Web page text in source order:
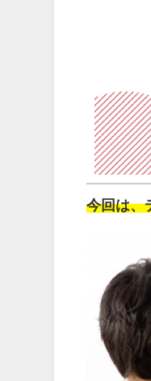
今回は、